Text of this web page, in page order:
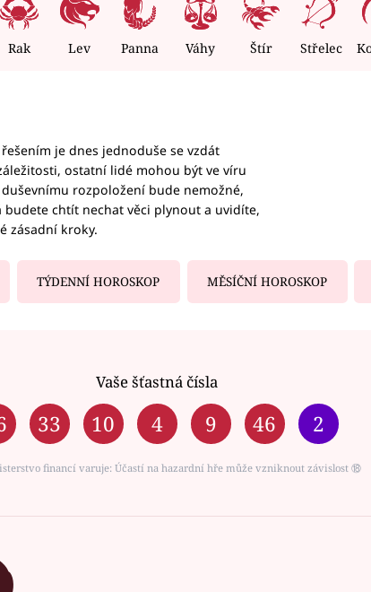
Rak Lev Panna Váhy Štír Střelec
je dnes jednoduše se vzdát
ostatní lidé mohou být ve víru
rozpoložení bude nemožné,
chtít nechat věci plynout a uvidíte,
zásadní kroky.
TÝDENNÍ HOROSKOP MĚSÍČNÍ HOROSKOP
Vaše šťastná čísla
33 10 4 9 46 2
financí varuje: Účastí na hazardní hře může vzniknout závislost ⑱